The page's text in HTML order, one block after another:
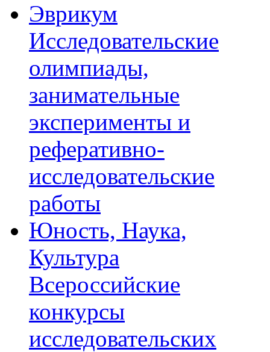
Эврикум
Исследовательские
олимпиады,
занимательные
эксперименты и
реферативно-
исследовательские
работы
Юность, Наука,
Культура
Всероссийские
конкурсы
исследовательских